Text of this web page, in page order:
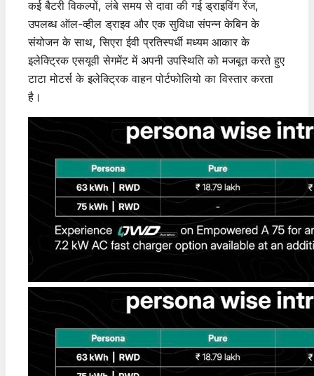
कई बैटरी विकल्पों, लंबे समय से दावा की गई ड्राइविंग रेंज,
उपलब्ध ऑल-व्हील ड्राइव और एक सुविधा संपन्न केबिन के
संयोजन के साथ, सिएरा ईवी प्रतिस्पर्धी मध्यम आकार के
इलेक्ट्रिक एसयूवी सेगमेंट में अपनी उपस्थिति को मजबूत करते हुए
टाटा मोटर्स के इलेक्ट्रिक वाहन पोर्टफोलियो का विस्तार करता
है।